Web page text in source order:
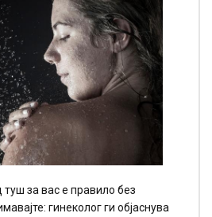
за вас е правило без
гинеколог ги објаснува